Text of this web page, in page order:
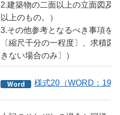
2.建築物の二面以上の立面図及
以上のもの。）
3.その他参考となるべき事項を
〔縮尺千分の一程度〕、求積
きない場合のみ〕）
様式20（WORD：